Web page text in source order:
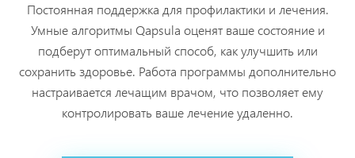
Постоянная поддержка для профилактики и лечения.
Умные алгоритмы Qapsula оценят ваше состояние и
подберут оптимальный способ, как улучшить или
сохранить здоровье. Работа программы дополнительно
настраивается лечащим врачом, что позволяет ему
контролировать ваше лечение удаленно.